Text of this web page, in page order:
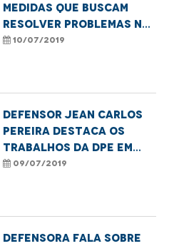
medidas que buscam
resolver problemas na
infraestrutura da
10/07/2019
Defensor Jean Carlos
Pereira destaca os
trabalhos da DPE em
prol dos direitos
09/07/2019
Defensora fala sobre